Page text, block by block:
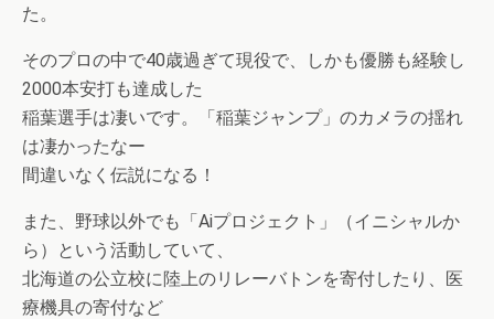
た。
そのプロの中で40歳過ぎて現役で、しかも優勝も経験し
2000本安打も達成した
稲葉選手は凄いです。「稲葉ジャンプ」のカメラの揺れ
は凄かったなー
間違いなく伝説になる！
また、野球以外でも「Aiプロジェクト」（イニシャルか
ら）という活動していて、
北海道の公立校に陸上のリレーバトンを寄付したり、医
療機具の寄付など